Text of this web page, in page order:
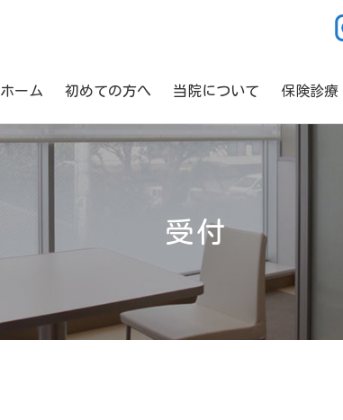
ホーム 初めての方へ 当院について 保険診療
受付